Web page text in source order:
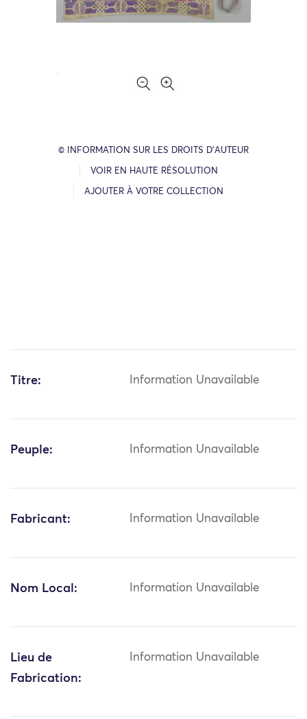
© INFORMATION SUR LES DROITS D’AUTEUR
VOIR EN HAUTE RÉSOLUTION
AJOUTER À VOTRE COLLECTION
Titre: Information Unavailable
Peuple: Information Unavailable
Fabricant: Information Unavailable
Nom Local: Information Unavailable
Lieu de
Fabrication:
Information Unavailable